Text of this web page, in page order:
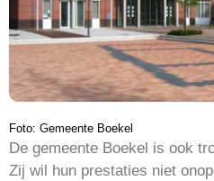
Foto: Gemeente Boekel
De gemeente Boekel is ook
Zij wil hun prestaties niet